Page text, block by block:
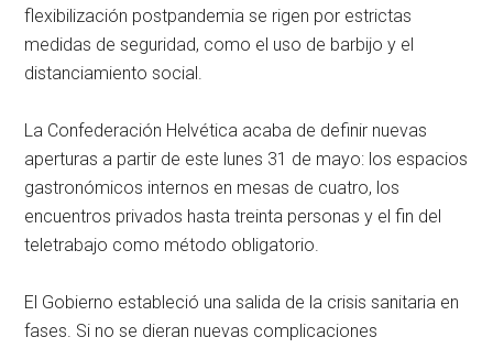
flexibilización postpandemia se rigen por estrictas
medidas de seguridad, como el uso de barbijo y el
distanciamiento social.
La Confederación Helvética acaba de definir nuevas
aperturas a partir de este lunes 31 de mayo: los espacios
gastronómicos internos en mesas de cuatro, los
encuentros privados hasta treinta personas y el fin del
teletrabajo como método obligatorio.
El Gobierno estableció una salida de la crisis sanitaria en
fases. Si no se dieran nuevas complicaciones